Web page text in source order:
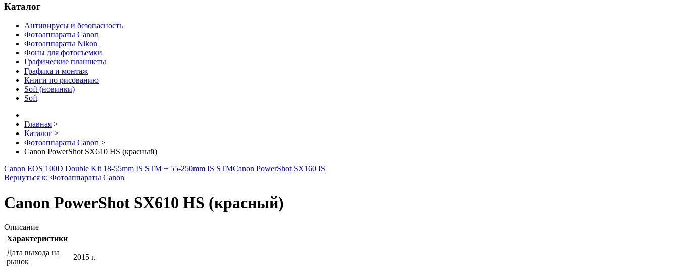
Каталог
Антивирусы и безопасность
Фотоаппараты Canon
Фотоаппараты Nikon
Фоны для фотосъемки
Графические планшеты
Графика и монтаж
Книги по рисованию
Soft (новинки)
Soft
Главная >
Каталог >
Фотоаппараты Canon >
Canon PowerShot SX610 HS (красный)
Canon EOS 100D Double Kit 18-55mm IS STM + 55-250mm IS STMCanon PowerShot SX160 IS
Вернуться к: Фотоаппараты Canon
Canon PowerShot SX610 HS (красный)
Описание
Характеристики
Дата выхода на
рынок
2015 г.